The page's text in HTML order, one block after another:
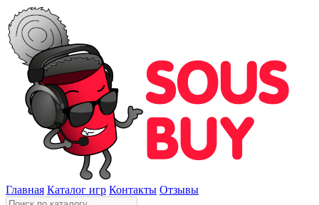
Главная Каталог игр Контакты Отзывы